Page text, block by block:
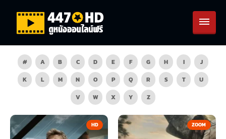
# A B C D E F G H I
J
K
L M N O P Q R S T
U
V
W X Y Z
HD ZOOM